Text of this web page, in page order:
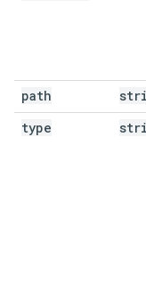
path
type